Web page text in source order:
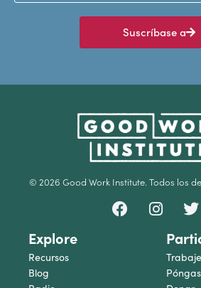
Suscríbase a
© 2026 Good Work Institute. Todos los
Explore
Recursos
Blog